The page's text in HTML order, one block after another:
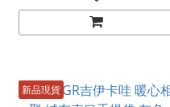
新品現貨